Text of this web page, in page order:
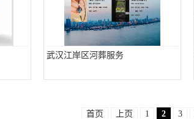
武汉江岸区河葬服务
首页 上页 1 2 3